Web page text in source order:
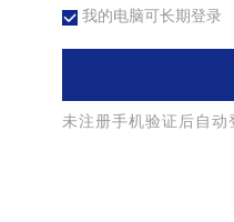
我的电脑可长期登录
未注册手机验证后自